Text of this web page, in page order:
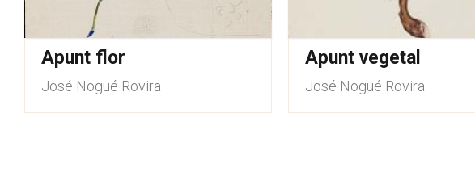
Apunt flor
José Nogué Rovira
Apunt vegetal
José Nogué Rovira